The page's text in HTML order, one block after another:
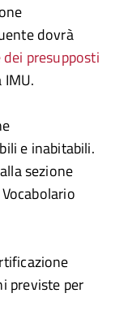
dovrà
dei presupposti
e inabitabili.
sezione
previste per